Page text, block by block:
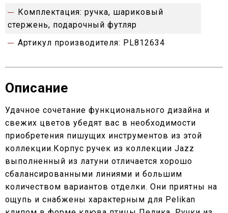
Комплектация: ручка, шариковый
стержень, подарочный футляр
Артикул производителя: PL812634
Описание
Удачное сочетание функционального дизайна и
свежих цветов убедят вас в необходимости
приобретения пишущих инструментов из этой
коллекции.Корпус ручек из коллекции Jazz
выполненный из латуни отличается хорошо
сбалансированными линиями и большим
количеством вариантов отделки. Они приятны на
ощупь и снабжены характерным для Pelikan